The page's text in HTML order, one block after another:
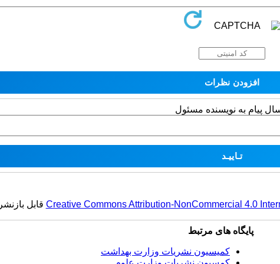
پیام به نویسنده مسئول
Creative Commons Attribution-NonCommercial 4.0 قابل
پایگاه های مرتبط
کمیسیون نشریات وزارت بهداشت